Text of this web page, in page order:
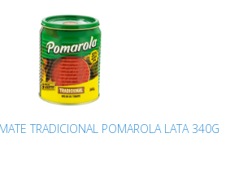
TRADICIONAL POMAROLA LATA 340G